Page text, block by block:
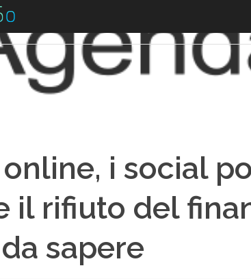
i social
il rifiuto del
da sapere